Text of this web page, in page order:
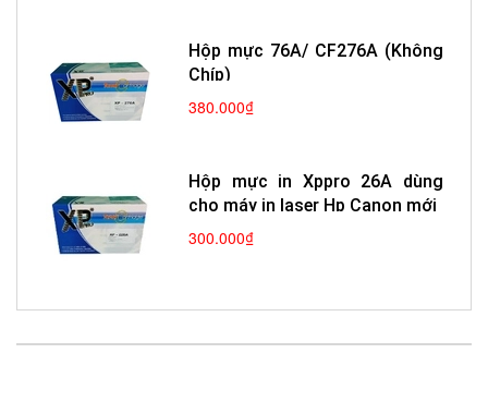
Hộp mực 76A/ CF276A (Không
Chíp)
380.000₫
Hộp mực in Xppro 26A dùng
cho máy in laser Hp Canon mới
300.000₫